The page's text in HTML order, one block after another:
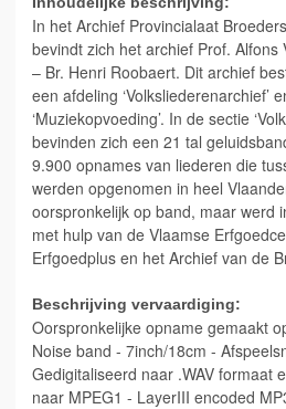
In het Archief Provincialaat
bevindt zich het archief Prof. Alfons
– Br. Henri Roobaert. Dit archief
een afdeling ‘Volksliederenarchief’
‘Muziekopvoeding’. In de sectie
bevinden zich een 21 tal
9.900 opnames van liederen die
werden opgenomen in heel
oorspronkelijk op band, maar werd
met hulp van de Vlaamse
Erfgoedplus en het Archief van de
Beschrijving vervaardiging:
Oorspronkelijke opname gemaakt
Noise band - 7inch/18cm -
Gedigitaliseerd naar .WAV formaat
naar MPEG1 - LayerIII encoded